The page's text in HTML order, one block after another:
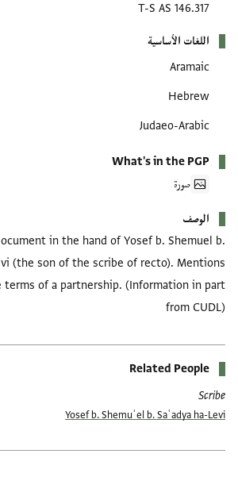
T-S AS 146.317
اللغات الأساسية
Aramaic
Hebrew
Judaeo-Arabic
What's in the PGP
صورة
الوصف
in the hand of Yosef b. Shemuel b.
(the son of the scribe of recto). Mentions
terms of a partnership. (Information in part
from CUDL)
Related People
Scribe
Yosef b. Shemuʾel b. Saʿadya ha-Levi